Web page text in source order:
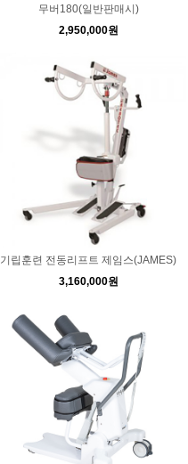
무버180(일반판매시)
2,950,000원
기립훈련 전동리프트 제임스(JAMES)
3,160,000원